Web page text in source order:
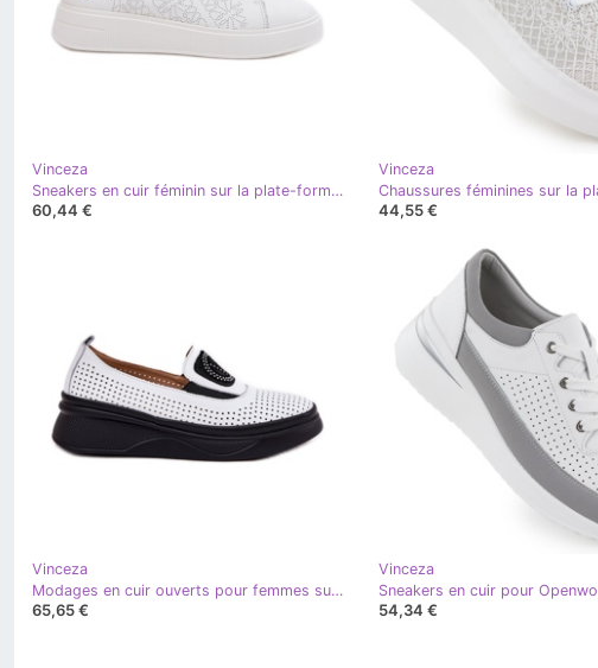
Vinceza
Sneakers en cuir féminin sur la plate-forme blanche Vinceza 88018
60,44 €
Vinceza
44,55 €
Vinceza
Modages en cuir ouverts pour femmes sur la plate-forme et cales blanches Vinceza 79522
65,65 €
Vinceza
54,34 €